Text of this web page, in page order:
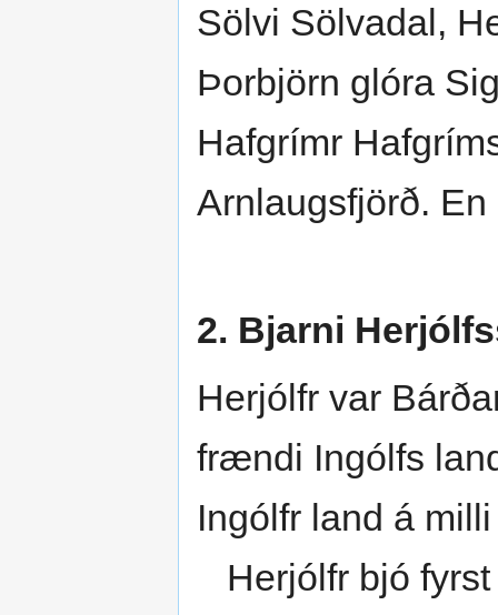
Sölvi Sölvadal,
Þorbjörn glóra
Hafgrímr
Arnlaugsfjörð.
2. Bjarni
Herjólfr var
frændi Ingólfs
Ingólfr land á
Herjólfr bjó